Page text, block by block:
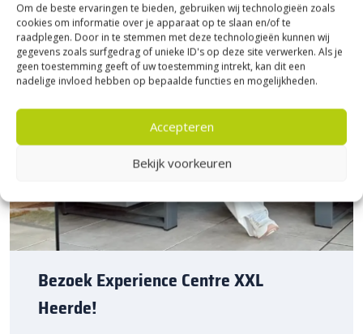
Om de beste ervaringen te bieden, gebruiken wij technologieën zoals
cookies om informatie over je apparaat op te slaan en/of te
raadplegen. Door in te stemmen met deze technologieën kunnen wij
gegevens zoals surfgedrag of unieke ID's op deze site verwerken. Als je
geen toestemming geeft of uw toestemming intrekt, kan dit een
nadelige invloed hebben op bepaalde functies en mogelijkheden.
Accepteren
Bekijk voorkeuren
Bezoek Experience Centre XXL
Heerde!